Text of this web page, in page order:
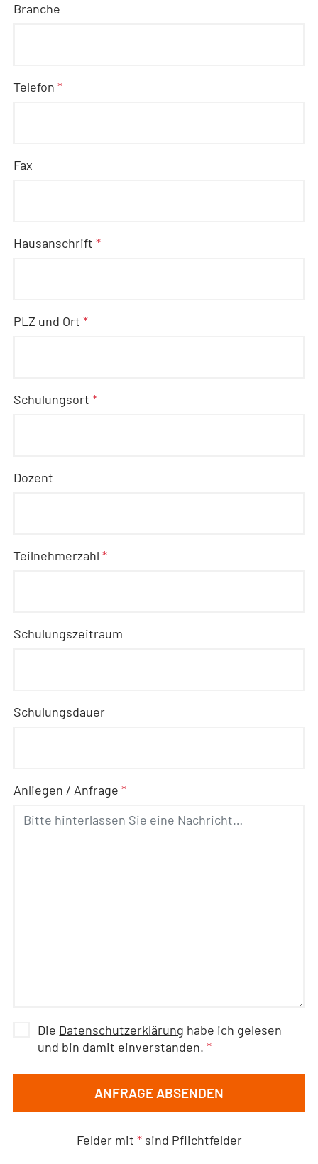
Branche
Telefon*
Fax
Hausanschrift*
PLZ und Ort*
Schulungsort*
Dozent
Teilnehmerzahl*
Schulungszeitraum
Schulungsdauer
Anliegen / Anfrage*
Die Datenschutzerklärung habe ich gelesen
und bin damit einverstanden.*
ANFRAGE ABSENDEN
Felder mit *sind Pflichtfelder